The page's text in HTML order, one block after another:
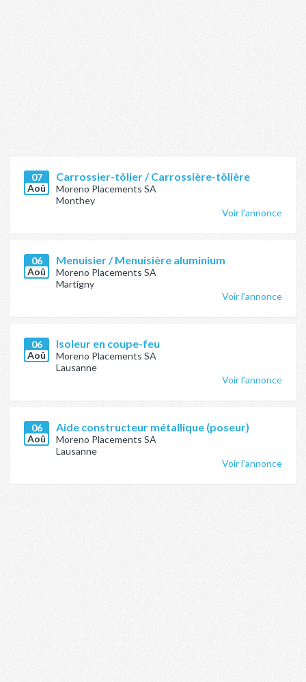
07
Aoû
Carrossier-tôlier / Carrossière-tôlière
Moreno Placements SA
Monthey
Voir l'annonce
06
Aoû
Menuisier / Menuisière aluminium
Moreno Placements SA
Martigny
Voir l'annonce
06
Aoû
Isoleur en coupe-feu
Moreno Placements SA
Lausanne
Voir l'annonce
06
Aoû
Aide constructeur métallique (poseur)
Moreno Placements SA
Lausanne
Voir l'annonce